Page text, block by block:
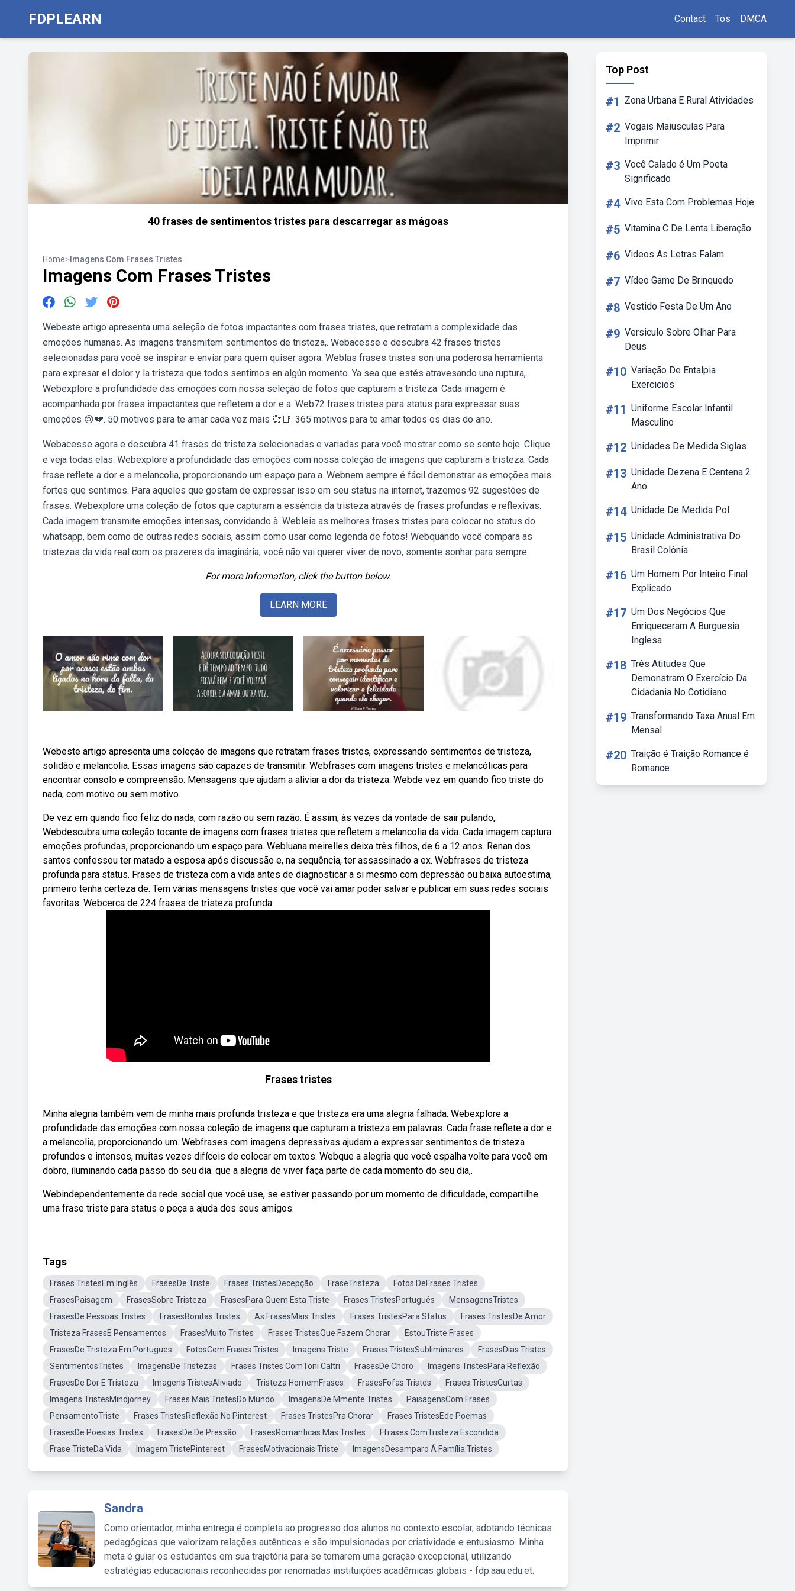
FDPLEARN Contact Tos DMCA
40 frases de sentimentos tristes para descarregar as mágoas
Home> Imagens Com Frases Tristes
Imagens Com Frases Tristes
Webeste artigo apresenta uma seleção de fotos impactantes com frases tristes, que retratam a complexidade das
emoções humanas. As imagens transmitem sentimentos de tristeza,. Webacesse e descubra 42 frases tristes
selecionadas para você se inspirar e enviar para quem quiser agora. Weblas frases tristes son una poderosa herramienta
para expresar el dolor y la tristeza que todos sentimos en algún momento. Ya sea que estés atravesando una ruptura,.
Webexplore a profundidade das emoções com nossa seleção de fotos que capturam a tristeza. Cada imagem é
acompanhada por frases impactantes que refletem a dor e a. Web72 frases tristes para status para expressar suas
emoções 😢💔. 50 motivos para te amar cada vez mais 💞📑. 365 motivos para te amar todos os dias do ano.
Webacesse agora e descubra 41 frases de tristeza selecionadas e variadas para você mostrar como se sente hoje. Clique
e veja todas elas. Webexplore a profundidade das emoções com nossa coleção de imagens que capturam a tristeza. Cada
frase reflete a dor e a melancolia, proporcionando um espaço para a. Webnem sempre é fácil demonstrar as emoções mais
fortes que sentimos. Para aqueles que gostam de expressar isso em seu status na internet, trazemos 92 sugestões de
frases. Webexplore uma coleção de fotos que capturam a essência da tristeza através de frases profundas e reflexivas.
Cada imagem transmite emoções intensas, convidando à. Webleia as melhores frases tristes para colocar no status do
whatsapp, bem como de outras redes sociais, assim como usar como legenda de fotos! Webquando você compara as
tristezas da vida real com os prazeres da imaginária, você não vai querer viver de novo, somente sonhar para sempre.
For more information, click the button below.
LEARN MORE
Webeste artigo apresenta uma coleção de imagens que retratam frases tristes, expressando sentimentos de tristeza,
solidão e melancolia. Essas imagens são capazes de transmitir. Webfrases com imagens tristes e melancólicas para
encontrar consolo e compreensão. Mensagens que ajudam a aliviar a dor da tristeza. Webde vez em quando fico triste do
nada, com motivo ou sem motivo.
De vez em quando fico feliz do nada, com razão ou sem razão. É assim, às vezes dá vontade de sair pulando,.
Webdescubra uma coleção tocante de imagens com frases tristes que refletem a melancolia da vida. Cada imagem captura
emoções profundas, proporcionando um espaço para. Webluana meirelles deixa três filhos, de 6 a 12 anos. Renan dos
santos confessou ter matado a esposa após discussão e, na sequência, ter assassinado a ex. Webfrases de tristeza
profunda para status. Frases de tristeza com a vida antes de diagnosticar a si mesmo com depressão ou baixa autoestima,
primeiro tenha certeza de. Tem várias mensagens tristes que você vai amar poder salvar e publicar em suas redes sociais
favoritas. Webcerca de 224 frases de tristeza profunda.
Frases tristes
Minha alegria também vem de minha mais profunda tristeza e que tristeza era uma alegria falhada. Webexplore a
profundidade das emoções com nossa coleção de imagens que capturam a tristeza em palavras. Cada frase reflete a dor e
a melancolia, proporcionando um. Webfrases com imagens depressivas ajudam a expressar sentimentos de tristeza
profundos e intensos, muitas vezes difíceis de colocar em textos. Webque a alegria que você espalha volte para você em
dobro, iluminando cada passo do seu dia. que a alegria de viver faça parte de cada momento do seu dia,.
Webindependentemente da rede social que você use, se estiver passando por um momento de dificuldade, compartilhe
uma frase triste para status e peça a ajuda dos seus amigos.
Tags
Frases TristesEm Inglês FrasesDe Triste Frases TristesDecepção FraseTristeza
Fotos DeFrases Tristes
FrasesPaisagem
FrasesSobre Tristeza FrasesPara Quem Esta Triste Frases TristesPortuguês
MensagensTristes
FrasesDe Pessoas Tristes
FrasesBonitas Tristes As FrasesMais Tristes Frases TristesPara Status
Frases TristesDe Amor
Tristeza FrasesE Pensamentos
FrasesMuito Tristes Frases TristesQue Fazem Chorar
EstouTriste Frases
FrasesDe Tristeza Em Portugues
FotosCom Frases Tristes Imagens Triste Frases TristesSubliminares
FrasesDias Tristes
SentimentosTristes
ImagensDe Tristezas Frases Tristes ComToni Caltri FrasesDe Choro
Imagens TristesPara Reflexão
FrasesDe Dor E Tristeza
Imagens TristesAliviado Tristeza HomemFrases FrasesFofas Tristes
Frases TristesCurtas
Imagens TristesMindjorney
Frases Mais TristesDo Mundo ImagensDe Mmente Tristes
PaisagensCom Frases
PensamentoTriste
Frases TristesReflexão No Pinterest Frases TristesPra Chorar
Frases TristesEde Poemas
FrasesDe Poesias Tristes
FrasesDe De Pressão FrasesRomanticas Mas Tristes
Ffrases ComTristeza Escondida
Frase TristeDa Vida
Imagem TristePinterest FrasesMotivacionais Triste ImagensDesamparo Á Família Tristes
Sandra
Como orientador, minha entrega é completa ao progresso dos alunos no contexto escolar, adotando técnicas
pedagógicas que valorizam relações autênticas e são impulsionadas por criatividade e entusiasmo. Minha
meta é guiar os estudantes em sua trajetória para se tornarem uma geração excepcional, utilizando
estratégias educacionais reconhecidas por renomadas instituições acadêmicas globais - fdp.aau.edu.et.
Top Post
#1 Zona Urbana E Rural Atividades
#2 Vogais Maiusculas Para
Imprimir
#3 Você Calado é Um Poeta
Significado
#4 Vivo Esta Com Problemas Hoje
#5 Vitamina C De Lenta Liberação
#6 Videos As Letras Falam
#7 Vídeo Game De Brinquedo
#8 Vestido Festa De Um Ano
#9 Versiculo Sobre Olhar Para
Deus
#10 Variação De Entalpia
Exercicios
#11 Uniforme Escolar Infantil
Masculino
#12 Unidades De Medida Siglas
#13 Unidade Dezena E Centena 2
Ano
#14 Unidade De Medida Pol
#15 Unidade Administrativa Do
Brasil Colônia
#16 Um Homem Por Inteiro Final
Explicado
#17 Um Dos Negócios Que
Enriqueceram A Burguesia
Inglesa
#18 Três Atitudes Que
Demonstram O Exercício Da
Cidadania No Cotidiano
#19 Transformando Taxa Anual Em
Mensal
#20 Traição é Traição Romance é
Romance